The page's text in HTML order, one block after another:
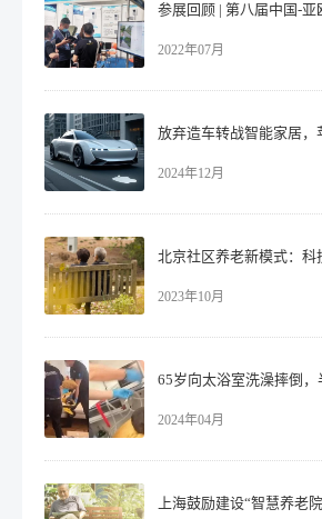
2022年07月
2024年12月
2023年10月
2024年04月